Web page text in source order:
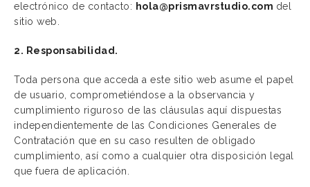
electrónico de contacto: hola@prismavrstudio.com del
sitio web.
2. Responsabilidad.
Toda persona que acceda a este sitio web asume el papel
de usuario, comprometiéndose a la observancia y
cumplimiento riguroso de las cláusulas aquí dispuestas
independientemente de las Condiciones Generales de
Contratación que en su caso resulten de obligado
cumplimiento, así como a cualquier otra disposición legal
que fuera de aplicación.